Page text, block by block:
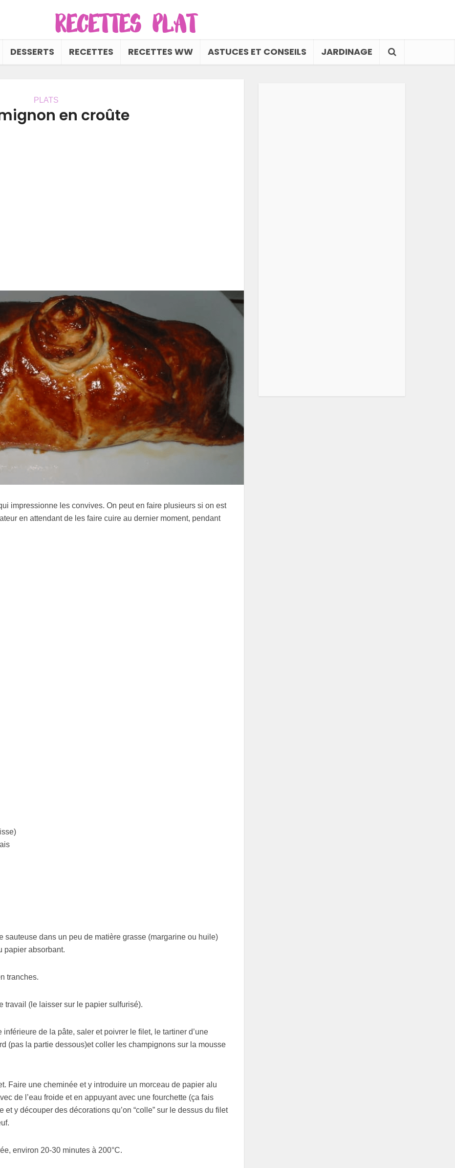
DESSERTS RECETTES RECETTES WW ASTUCES ET CONSEILS JARDINAGE
PLATS
en croûte
impressionne les convives. On peut en faire plusieurs si on est
en attendant de les faire cuire au dernier moment, pendant
sauteuse dans un peu de matière grasse (margarine ou huile)
papier absorbant.
tranches.
travail (le laisser sur le papier sulfurisé).
de la pâte, saler et poivrer le filet, le tartiner d’une
(pas la partie dessous)et coller les champignons sur la mousse
Faire une cheminée et y introduire un morceau de papier alu
de l’eau froide et en appuyant avec une fourchette (ça fais
et y découper des décorations qu’on “colle” sur le dessus du filet
environ 20-30 minutes à 200°C.